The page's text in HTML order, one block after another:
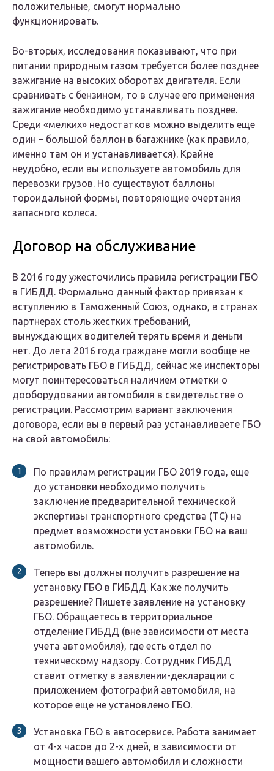
положительные, смогут нормально
функционировать.
Во-вторых, исследования показывают, что при
питании природным газом требуется более позднее
зажигание на высоких оборотах двигателя. Если
сравнивать с бензином, то в случае его применения
зажигание необходимо устанавливать позднее.
Среди «мелких» недостатков можно выделить еще
один – большой баллон в багажнике (как правило,
именно там он и устанавливается). Крайне
неудобно, если вы используете автомобиль для
перевозки грузов. Но существуют баллоны
тороидальной формы, повторяющие очертания
запасного колеса.
Договор на обслуживание
В 2016 году ужесточились правила регистрации ГБО
в ГИБДД. Формально данный фактор привязан к
вступлению в Таможенный Союз, однако, в странах
партнерах столь жестких требований,
вынуждающих водителей терять время и деньги
нет. До лета 2016 года граждане могли вообще не
регистрировать ГБО в ГИБДД, сейчас же инспекторы
могут поинтересоваться наличием отметки о
дооборудовании автомобиля в свидетельстве о
регистрации. Рассмотрим вариант заключения
договора, если вы в первый раз устанавливаете ГБО
на свой автомобиль:
По правилам регистрации ГБО 2019 года, еще
до установки необходимо получить
заключение предварительной технической
экспертизы транспортного средства (ТС) на
предмет возможности установки ГБО на ваш
автомобиль.
Теперь вы должны получить разрешение на
установку ГБО в ГИБДД. Как же получить
разрешение? Пишете заявление на установку
ГБО. Обращаетесь в территориальное
отделение ГИБДД (вне зависимости от места
учета автомобиля), где есть отдел по
техническому надзору. Сотрудник ГИБДД
ставит отметку в заявлении-декларации с
приложением фотографий автомобиля, на
которое еще не установлено ГБО.
Установка ГБО в автосервисе. Работа занимает
от 4-х часов до 2-х дней, в зависимости от
мощности вашего автомобиля и сложности